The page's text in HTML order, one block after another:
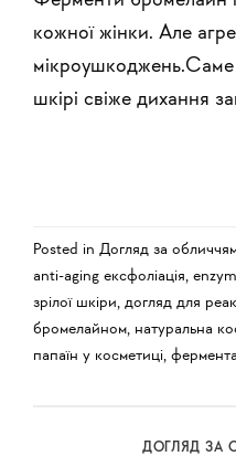
кожної жінки. Але
шкірі свіже дихання
Posted in Догляд за
anti-aging ексфоліація,
зрілої шкіри, догляд для
бромелайном, натуральна
папаїн у косметиці,
ДОГЛЯД ЗА